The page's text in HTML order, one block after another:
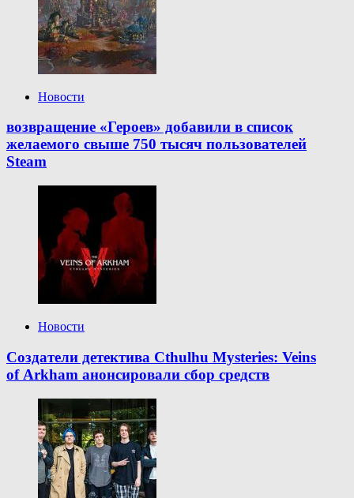
Новости
возвращение «Героев» добавили в список
желаемого свыше 750 тысяч пользователей
Steam
Новости
Создатели детектива Cthulhu Mysteries: Veins
of Arkham анонсировали сбор средств